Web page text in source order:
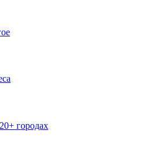
городах